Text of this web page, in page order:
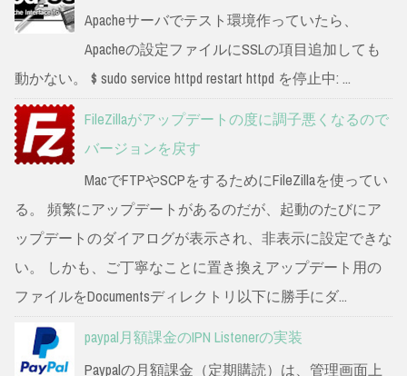
Apacheサーバでテスト環境作っていたら、
Apacheの設定ファイルにSSLの項目追加しても
動かない。 $ sudo service httpd restart httpd を停止中: ...
FileZillaがアップデートの度に調子悪くなるので
バージョンを戻す
MacでFTPやSCPをするためにFileZillaを使ってい
る。 頻繁にアップデートがあるのだが、起動のたびにア
ップデートのダイアログが表示され、非表示に設定できな
い。 しかも、ご丁寧なことに置き換えアップデート用の
ファイルをDocumentsディレクトリ以下に勝手にダ...
paypal月額課金のIPN Listenerの実装
Paypalの月額課金（定期購読）は、管理画面上